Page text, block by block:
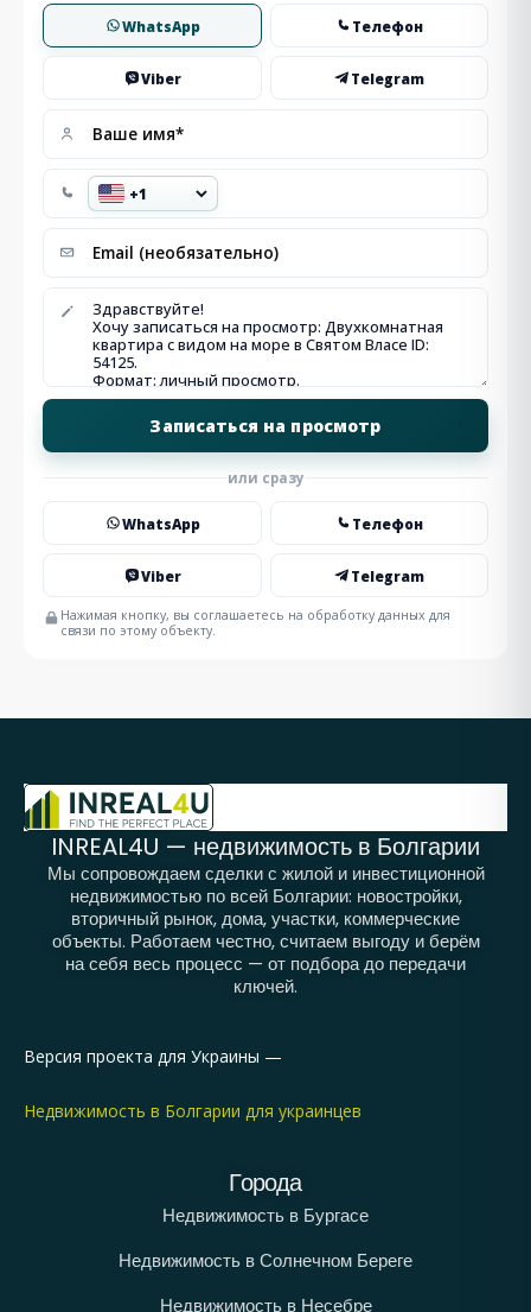
WhatsApp Телефон
Viber Telegram
или сразу
WhatsApp Телефон
Viber Telegram
Нажимая кнопку, вы соглашаетесь на обработку данных для
связи по этому объекту.
INREAL4U — недвижимость в Болгарии
Мы сопровождаем сделки с жилой и инвестиционной
недвижимостью по всей Болгарии: новостройки,
вторичный рынок, дома, участки, коммерческие
объекты. Работаем честно, считаем выгоду и берём
на себя весь процесс — от подбора до передачи
ключей.
Версия проекта для Украины —
Недвижимость в Болгарии для украинцев
Города
Недвижимость в Бургасе
Недвижимость в Солнечном Береге
Недвижимость в Несебре